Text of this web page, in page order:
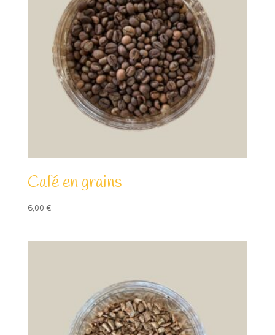
Café en grains
6,00 €